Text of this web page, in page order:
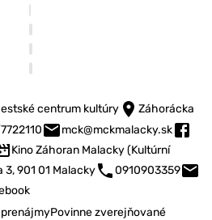
centrum kultúry
Záhorácka
mck@mckmalacky.sk
Kino Záhoran Malacky (Kultúrní
901 01 Malacky
0910903359
Povinne zverejňované